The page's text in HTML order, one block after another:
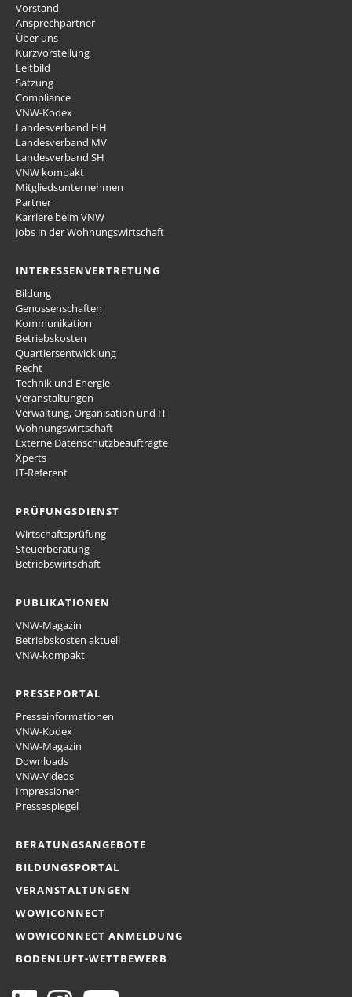
Vorstand
Ansprechpartner
Über uns
Kurzvorstellung
Leitbild
Satzung
Compliance
VNW-Kodex
Landesverband HH
Landesverband MV
Landesverband SH
VNW kompakt
Mitgliedsunternehmen
Partner
Karriere beim VNW
Jobs in der Wohnungswirtschaft
INTERESSENVERTRETUNG
Bildung
Genossenschaften
Kommunikation
Betriebskosten
Quartiersentwicklung
Recht
Technik und Energie
Veranstaltungen
Verwaltung, Organisation und IT
Wohnungswirtschaft
Externe Datenschutzbeauftragte
Xperts
IT-Referent
PRÜFUNGSDIENST
Wirtschaftsprüfung
Steuerberatung
Betriebswirtschaft
PUBLIKATIONEN
VNW-Magazin
Betriebskosten aktuell
VNW-kompakt
PRESSEPORTAL
Presseinformationen
VNW-Kodex
VNW-Magazin
Downloads
VNW-Videos
Impressionen
Pressespiegel
BERATUNGSANGEBOTE
BILDUNGSPORTAL
VERANSTALTUNGEN
WOWICONNECT
WOWICONNECT ANMELDUNG
BODENLUFT-WETTBEWERB